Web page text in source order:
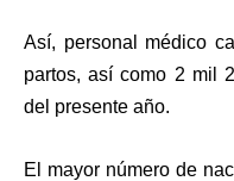
Así, personal médico
partos, así como 2 mil
del presente año.
El mayor número de